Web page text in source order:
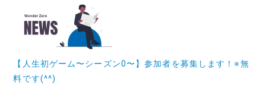
【人生初ゲーム〜シーズン0〜】参加者を募集します！※無
料です(^^)